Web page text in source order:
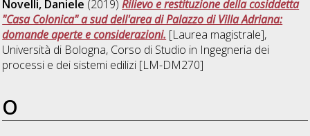
Novelli, Daniele (2019)Rilievo e restituzione della cosiddetta
"Casa Colonica" a sud dell'area di Palazzo di Villa Adriana:
domande aperte e considerazioni. [Laurea magistrale],
Università di Bologna, Corso di Studio in Ingegneria dei
processi e dei sistemi edilizi [LM-DM270]
O